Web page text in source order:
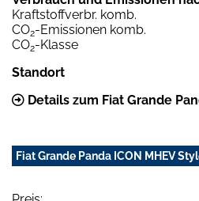
Kraftstoffverbr. komb.
CO2-Emissionen komb.
CO2-Klasse
Standort
Details zum Fiat Grande
Fiat Grande Panda ICON MHEV